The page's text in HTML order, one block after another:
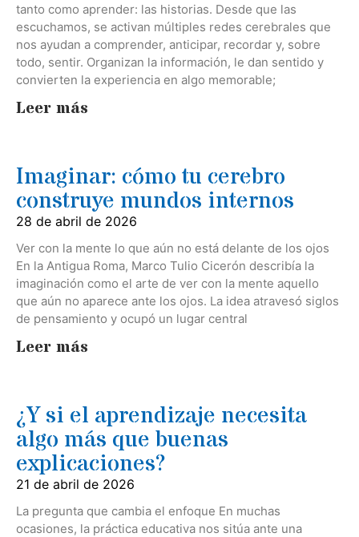
tanto como aprender: las historias. Desde que las
escuchamos, se activan múltiples redes cerebrales que
nos ayudan a comprender, anticipar, recordar y, sobre
todo, sentir. Organizan la información, le dan sentido y
convierten la experiencia en algo memorable;
Leer más
Imaginar: cómo tu cerebro
construye mundos internos
28 de abril de 2026
Ver con la mente lo que aún no está delante de los ojos
En la Antigua Roma, Marco Tulio Cicerón describía la
imaginación como el arte de ver con la mente aquello
que aún no aparece ante los ojos. La idea atravesó siglos
de pensamiento y ocupó un lugar central
Leer más
¿Y si el aprendizaje necesita
algo más que buenas
explicaciones?
21 de abril de 2026
La pregunta que cambia el enfoque En muchas
ocasiones, la práctica educativa nos sitúa ante una